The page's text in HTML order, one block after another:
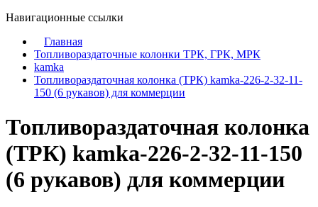
Навигационные ссылки
Главная
Топливораздаточные колонки ТРК, ГРК, МРК
kamka
Топливораздаточная колонка (ТРК) kamka-226-2-32-11-
150 (6 рукавов) для коммерции
Топливораздаточная колонка
(ТРК) kamka-226-2-32-11-150
(6 рукавов) для коммерции